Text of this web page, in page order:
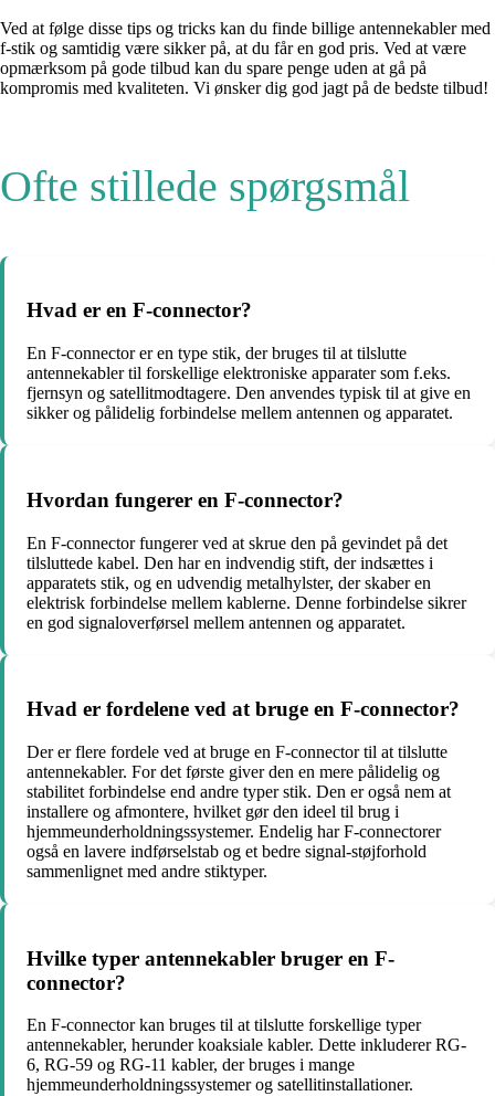
Ved at følge disse tips og tricks kan du finde billige antennekabler med
f-stik og samtidig være sikker på, at du får en god pris. Ved at være
opmærksom på gode tilbud kan du spare penge uden at gå på
kompromis med kvaliteten. Vi ønsker dig god jagt på de bedste tilbud!
Ofte stillede spørgsmål
Hvad er en F-connector?
En F-connector er en type stik, der bruges til at tilslutte
antennekabler til forskellige elektroniske apparater som f.eks.
fjernsyn og satellitmodtagere. Den anvendes typisk til at give en
sikker og pålidelig forbindelse mellem antennen og apparatet.
Hvordan fungerer en F-connector?
En F-connector fungerer ved at skrue den på gevindet på det
tilsluttede kabel. Den har en indvendig stift, der indsættes i
apparatets stik, og en udvendig metalhylster, der skaber en
elektrisk forbindelse mellem kablerne. Denne forbindelse sikrer
en god signaloverførsel mellem antennen og apparatet.
Hvad er fordelene ved at bruge en F-connector?
Der er flere fordele ved at bruge en F-connector til at tilslutte
antennekabler. For det første giver den en mere pålidelig og
stabilitet forbindelse end andre typer stik. Den er også nem at
installere og afmontere, hvilket gør den ideel til brug i
hjemmeunderholdningssystemer. Endelig har F-connectorer
også en lavere indførselstab og et bedre signal-støjforhold
sammenlignet med andre stiktyper.
Hvilke typer antennekabler bruger en F-
connector?
En F-connector kan bruges til at tilslutte forskellige typer
antennekabler, herunder koaksiale kabler. Dette inkluderer RG-
6, RG-59 og RG-11 kabler, der bruges i mange
hjemmeunderholdningssystemer og satellitinstallationer.